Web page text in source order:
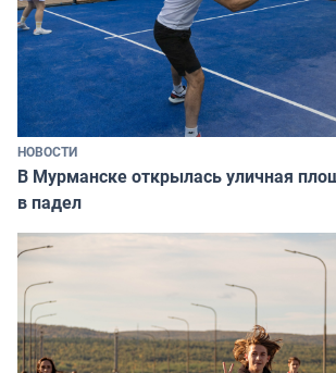
НОВОСТИ
В Мурманске открылась уличная
в падел